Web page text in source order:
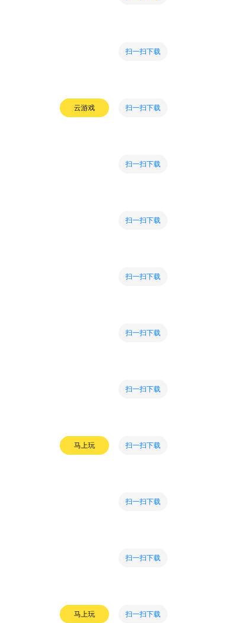
扫一扫下载
云游戏 扫一扫下载
扫一扫下载
扫一扫下载
扫一扫下载
扫一扫下载
扫一扫下载
马上玩 扫一扫下载
扫一扫下载
扫一扫下载
马上玩 扫一扫下载